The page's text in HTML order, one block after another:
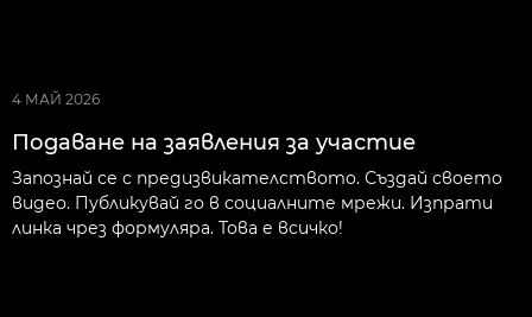
4 МАЙ 2026
Подаване на заявления за участие
Запознай се с предизвикателството. Създай своето
видео. Публикувай го в социалните мрежи. Изпрати
линка чрез формуляра. Това е всичко!